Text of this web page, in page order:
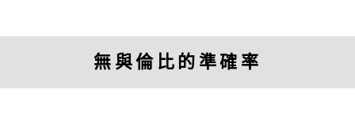
無與倫比的準確率